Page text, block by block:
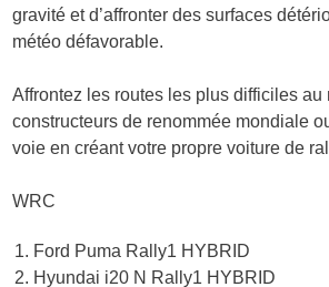
gravité et d’affronter des surfaces
météo défavorable.
Affrontez les routes les plus difficiles au
constructeurs de renommée mondiale
voie en créant votre propre voiture de
WRC
Ford Puma Rally1 HYBRID
Hyundai i20 N Rally1 HYBRID